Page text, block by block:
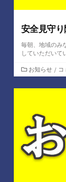
安全見守
毎朝、地域のみ
していただいて
カ
テ
ゴ
お知らせ /